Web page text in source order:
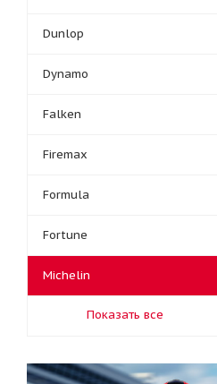
Dunlop
Dynamo
Falken
Firemax
Formula
Fortune
Michelin
Показать все